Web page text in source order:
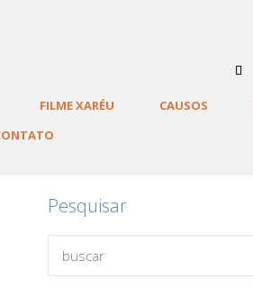
FILME XARÉU CAUSOS
Pesquisar